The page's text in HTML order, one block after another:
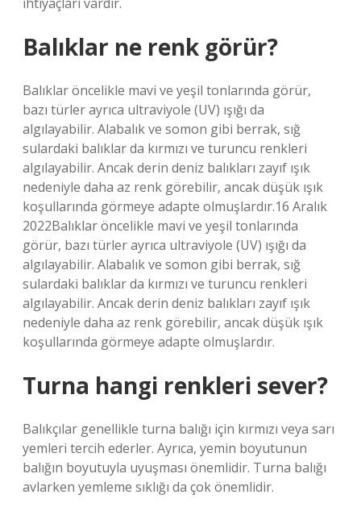
Balıklar ne renk görür?
Balıklar öncelikle mavi ve yeşil tonlarında görür,
bazı türler ayrıca ultraviyole (UV) ışığı da
algılayabilir. Alabalık ve somon gibi berrak, sığ
sulardaki balıklar da kırmızı ve turuncu renkleri
algılayabilir. Ancak derin deniz balıkları zayıf ışık
nedeniyle daha az renk görebilir, ancak düşük ışık
koşullarında görmeye adapte olmuşlardır.16 Aralık
2022Balıklar öncelikle mavi ve yeşil tonlarında
görür, bazı türler ayrıca ultraviyole (UV) ışığı da
algılayabilir. Alabalık ve somon gibi berrak, sığ
sulardaki balıklar da kırmızı ve turuncu renkleri
algılayabilir. Ancak derin deniz balıkları zayıf ışık
nedeniyle daha az renk görebilir, ancak düşük ışık
koşullarında görmeye adapte olmuşlardır.
Turna hangi renkleri sever?
Balıkçılar genellikle turna balığı için kırmızı veya sarı
yemleri tercih ederler. Ayrıca, yemin boyutunun
balığın boyutuyla uyuşması önemlidir. Turna balığı
avlarken yemleme sıklığı da çok önemlidir.